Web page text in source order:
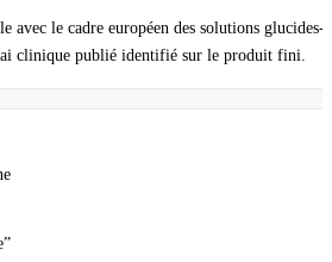
avec le cadre européen des solutions glucides-
clinique publié identifié sur le produit fini.